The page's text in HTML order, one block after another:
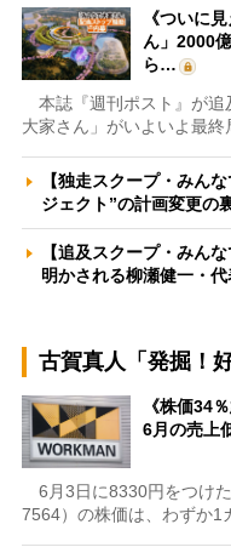
《ついに
ん」2000
ら…
本誌『週刊ポスト』が追
大家さん」がいよいよ最終
【独走スクープ・みん
ジェクト”の計画変更の
【追及スクープ・みん
明かされる柳瀬健一・
古賀真人「発掘！
《株価34
6月の売上
6月3日に8330円をつけ
7564）の株価は、わずか1